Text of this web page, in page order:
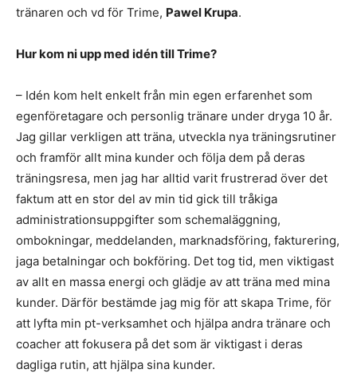
tränaren och vd för Trime, Pawel Krupa.
Hur kom ni upp med idén till Trime?
– Idén kom helt enkelt från min egen erfarenhet som
egenföretagare och personlig tränare under dryga 10 år.
Jag gillar verkligen att träna, utveckla nya träningsrutiner
och framför allt mina kunder och följa dem på deras
träningsresa, men jag har alltid varit frustrerad över det
faktum att en stor del av min tid gick till tråkiga
administrationsuppgifter som schemaläggning,
ombokningar, meddelanden, marknadsföring, fakturering,
jaga betalningar och bokföring. Det tog tid, men viktigast
av allt en massa energi och glädje av att träna med mina
kunder. Därför bestämde jag mig för att skapa Trime, för
att lyfta min pt-verksamhet och hjälpa andra tränare och
coacher att fokusera på det som är viktigast i deras
dagliga rutin, att hjälpa sina kunder.